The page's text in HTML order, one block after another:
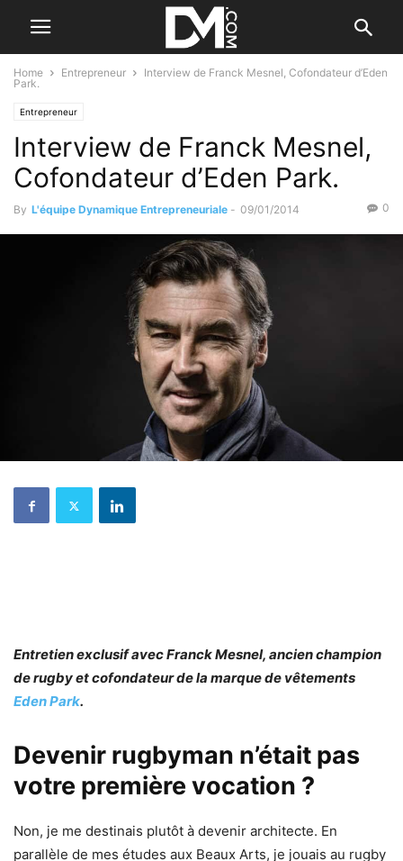
Home Entrepreneur
Interview de Franck Mesnel, Cofondateur d’Eden
Park.
Entrepreneur
Interview de Franck Mesnel,
Cofondateur d’Eden Park.
By L'équipe Dynamique Entrepreneuriale - 09/01/2014 0
Entretien exclusif avec Franck Mesnel, ancien champion
de rugby et cofondateur de la marque de vêtements
Eden Park.
Devenir rugbyman n’était pas
votre première vocation ?
Non, je me destinais plutôt à devenir architecte. En
parallèle de mes études aux Beaux Arts, je jouais au rugby